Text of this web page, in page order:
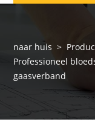
naar huis >
Professioneel
gaasverband